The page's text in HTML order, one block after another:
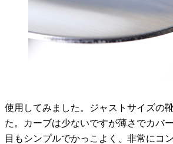
使用してみました。ジャストサイズの
た。カーブは少ないですが薄さでカバ
目もシンプルでかっこよく、非常にコ